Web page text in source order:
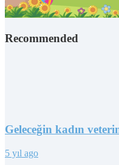
Recommended
Geleceğin kadın
5 yıl ago